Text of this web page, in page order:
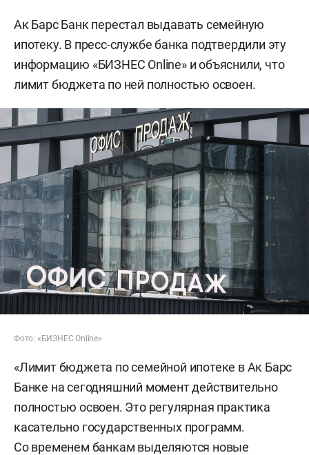
Ак Барс Банк перестал выдавать семейную
ипотеку. В пресс-службе банка подтвердили эту
информацию «БИЗНЕС Online» и объяснили, что
лимит бюджета по ней полностью освоен.
Фото: «БИЗНЕС Online»
«Лимит бюджета по семейной ипотеке в Ак Барс
Банке на сегодняшний момент действительно
полностью освоен. Это регулярная практика
касательно государственных программ.
Со временем банкам выделяются новые